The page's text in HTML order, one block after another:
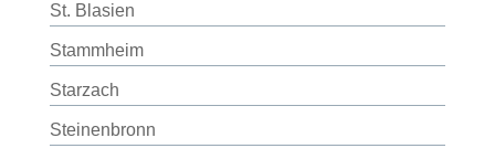
St. Blasien
Stammheim
Starzach
Steinenbronn